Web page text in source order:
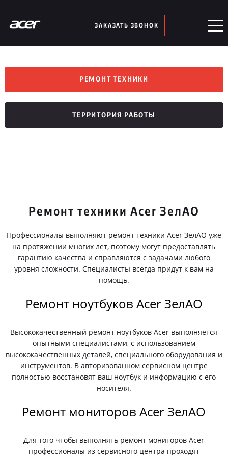
ЗАКАЗАТЬ ЗВОНОК
РЕМОНТ ТЕХНИКИ
ТЕРРИТОРИЯ РАБОТЫ
Ремонт техники Acer ЗелАО
Профессионалы выполняют ремонт техники Acer ЗелАО уже
на протяжении многих лет, поэтому могут предоставлять
гарантию качества и справляются с задачами любого
уровня сложности. Специалисты всегда придут к вам на
помощь.
Ремонт ноутбуков Acer ЗелАО
Высококачественный ремонт ноутбуков Acer выполняется
опытными специалистами, с использованием
высококачественных деталей, специального оборудования и
инструментов. В авторизованном сервисном центре
полностью восстановят ваш ноутбук и информацию с его
носителя.
Ремонт мониторов Acer ЗелАО
Для того чтобы выполнять ремонт мониторов Acer
профессионалы из сервисного центра проходят